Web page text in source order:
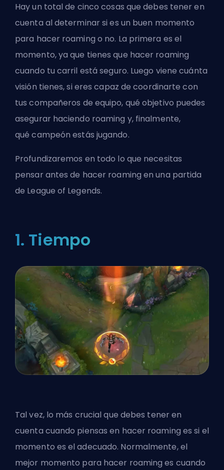
Hay un total de cinco cosas que debes tener en
cuenta al determinar si es un buen momento
para hacer roaming o no. La primera es el
momento, ya que tienes que hacer roaming
cuando tu carril está seguro. Luego viene cuánta
visión tienes, si eres capaz de coordinarte con
tus compañeros de equipo, qué objetivo puedes
asegurar haciendo roaming y, finalmente,
quécampeón estás jugando.
Profundizaremos en todo lo que necesitas
pensar antes de hacer roaming en una partida
de League of Legends.
1. Tiempo
Tal vez, lo más crucial que debes tener en
cuenta cuando piensas en hacer roaming es si el
momento es el adecuado. Normalmente, el
mejor momento para hacer roaming es cuando